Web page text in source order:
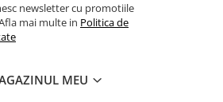
newsletter cu promotiile
mai multe in Politica de
MEU